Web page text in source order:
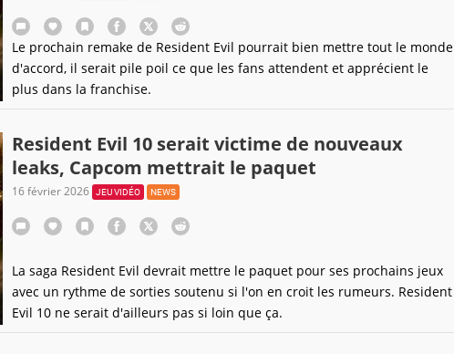
Le prochain remake de Resident Evil pourrait bien mettre tout le monde
d'accord, il serait pile poil ce que les fans attendent et apprécient le
plus dans la franchise.
Resident Evil 10 serait victime de nouveaux
leaks, Capcom mettrait le paquet
16 février 2026 JEU VIDÉO NEWS
La saga Resident Evil devrait mettre le paquet pour ses prochains jeux
avec un rythme de sorties soutenu si l'on en croit les rumeurs. Resident
Evil 10 ne serait d'ailleurs pas si loin que ça.